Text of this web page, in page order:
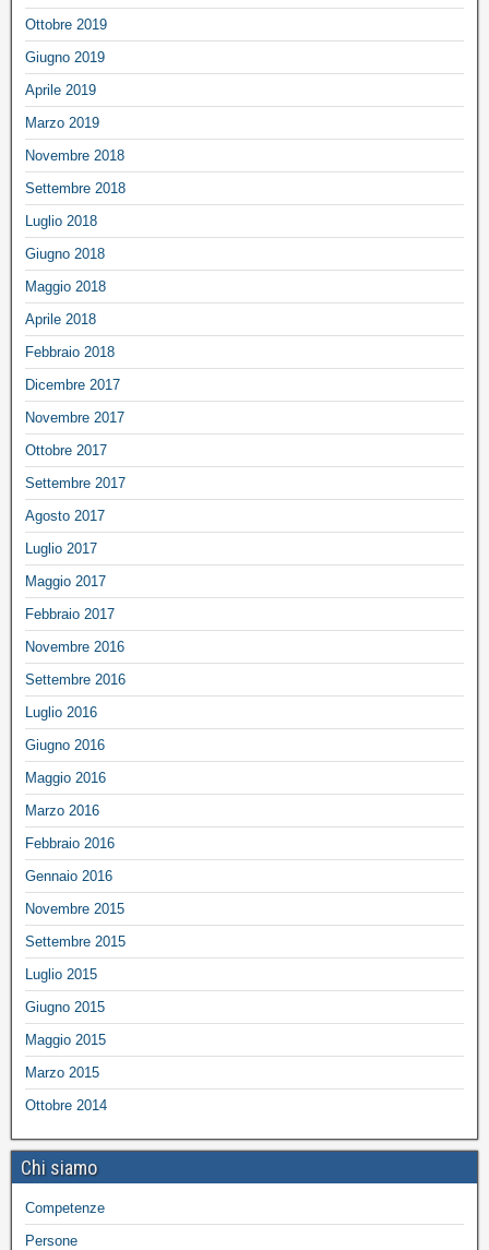
Ottobre 2019
Giugno 2019
Aprile 2019
Marzo 2019
Novembre 2018
Settembre 2018
Luglio 2018
Giugno 2018
Maggio 2018
Aprile 2018
Febbraio 2018
Dicembre 2017
Novembre 2017
Ottobre 2017
Settembre 2017
Agosto 2017
Luglio 2017
Maggio 2017
Febbraio 2017
Novembre 2016
Settembre 2016
Luglio 2016
Giugno 2016
Maggio 2016
Marzo 2016
Febbraio 2016
Gennaio 2016
Novembre 2015
Settembre 2015
Luglio 2015
Giugno 2015
Maggio 2015
Marzo 2015
Ottobre 2014
Chi siamo
Competenze
Persone